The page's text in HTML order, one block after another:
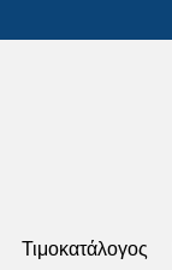
Τιμοκατάλογος